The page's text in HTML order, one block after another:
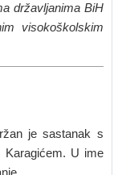
državljanima BiH
visokoškolskim
je sastanak s
Karagićem. U ime